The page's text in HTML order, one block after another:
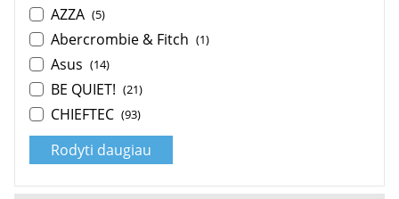
AZZA (5)
Abercrombie & Fitch (1)
Asus (14)
BE QUIET! (21)
CHIEFTEC (93)
Rodyti daugiau